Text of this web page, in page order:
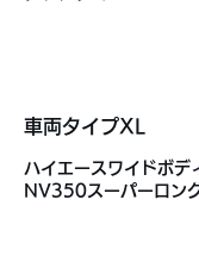
車両タイプXL
ハイエースワイドボデ
NV350スーパーロン